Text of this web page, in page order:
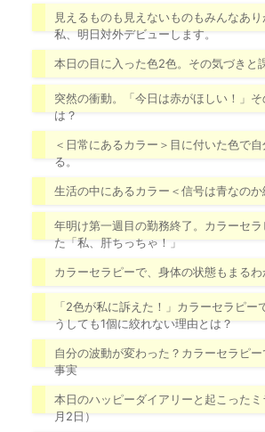
見えるものも見えないものもみんなあり
私、明日対外デビューします。
本日の目に入った色2色。その気づきと
突然の衝動。「今日は赤がほしい！」そ
は？
＜日常にあるカラー＞目に付いた色で自
る。
生活の中にあるカラー＜信号は青なのか
年明け第一週目の勤務終了。カラーセラ
た「私、肝ちっちゃ！」
カラーセラピーで、身体の状態もまるわ
「2色が私に訴えた！」カラーセラピー
うしても1個に絞れない理由とは？
自分の波動が変わった？カラーセラピ
事実
本日のハッピーダイアリーと起こったミ
月2日）